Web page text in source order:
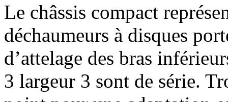
Le châssis compact
déchaumeurs à disques
d’attelage des bras
3 largeur 3 sont de série.